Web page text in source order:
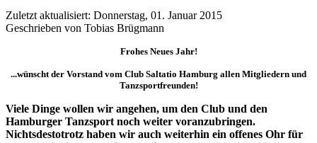
Zuletzt aktualisiert: Donnerstag, 01. Januar 2015
Geschrieben von Tobias Brügmann
Frohes Neues Jahr!
...wünscht der Vorstand vom Club Saltatio Hamburg allen Mitgliedern und
Tanzsportfreunden!
Viele Dinge wollen wir angehen, um den Club und den
Hamburger Tanzsport noch weiter voranzubringen.
Nichtsdestotrotz haben wir auch weiterhin ein offenes Ohr für